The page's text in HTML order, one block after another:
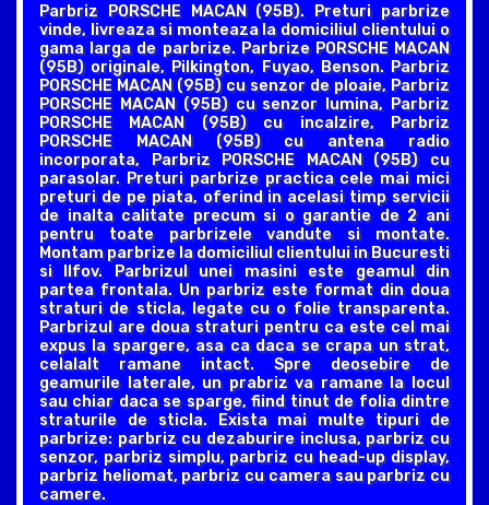
Parbriz PORSCHE MACAN (95B). Preturi parbrize
vinde, livreaza si monteaza la domiciliul clientului o
gama larga de parbrize. Parbrize PORSCHE MACAN
(95B) originale, Pilkington, Fuyao, Benson. Parbriz
PORSCHE MACAN (95B) cu senzor de ploaie, Parbriz
PORSCHE MACAN (95B) cu senzor lumina, Parbriz
PORSCHE MACAN (95B) cu incalzire, Parbriz
PORSCHE MACAN (95B) cu antena radio
incorporata, Parbriz PORSCHE MACAN (95B) cu
parasolar. Preturi parbrize practica cele mai mici
preturi de pe piata, oferind in acelasi timp servicii
de inalta calitate precum si o garantie de 2 ani
pentru toate parbrizele vandute si montate.
Montam parbrize la domiciliul clientului in Bucuresti
si Ilfov. Parbrizul unei masini este geamul din
partea frontala. Un parbriz este format din doua
straturi de sticla, legate cu o folie transparenta.
Parbrizul are doua straturi pentru ca este cel mai
expus la spargere, asa ca daca se crapa un strat,
celalalt ramane intact. Spre deosebire de
geamurile laterale, un prabriz va ramane la locul
sau chiar daca se sparge, fiind tinut de folia dintre
straturile de sticla. Exista mai multe tipuri de
parbrize: parbriz cu dezaburire inclusa, parbriz cu
senzor, parbriz simplu, parbriz cu head-up display,
parbriz heliomat, parbriz cu camera sau parbriz cu
camere.